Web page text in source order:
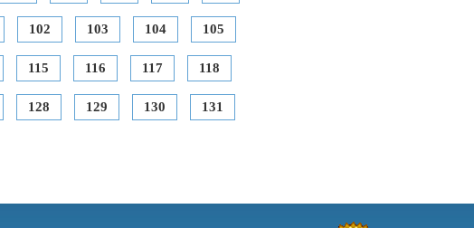
102 103 104 105
115 116 117 118
128 129 130 131